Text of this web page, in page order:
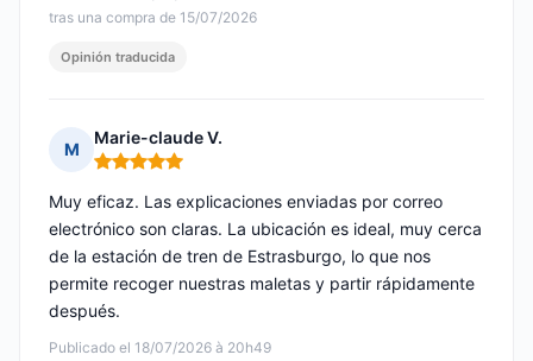
tras una compra de 15/07/2026
Opinión traducida
M
Marie-claude V.
Nota: 5 de 5
Publicado el 18/07/2026 à 20h49
Muy eficaz. Las explicaciones enviadas por correo
electrónico son claras. La ubicación es ideal, muy cerca
de la estación de tren de Estrasburgo, lo que nos
permite recoger nuestras maletas y partir rápidamente
después.